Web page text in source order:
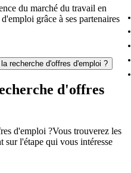
du marché du travail en
grâce à ses partenaires
recherche d'offres d'emploi ?
d'offres
d'emploi ?Vous trouverez les
sur l'étape qui vous intéresse